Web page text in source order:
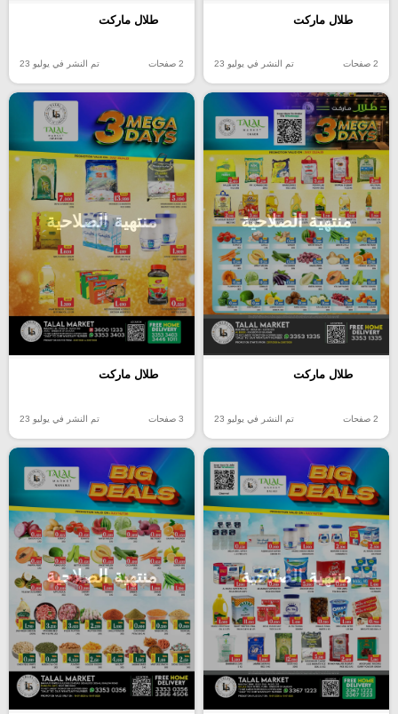
طلال ماركت
2 صفحات تم النشر في يوليو 23
طلال ماركت
2 صفحات تم النشر في يوليو 23
منتهية الصلاحية
طلال ماركت
2 صفحات تم النشر في يوليو 23
منتهية الصلاحية
طلال ماركت
3 صفحات تم النشر في يوليو 23
منتهية الصلاحية منتهية الصلاحية